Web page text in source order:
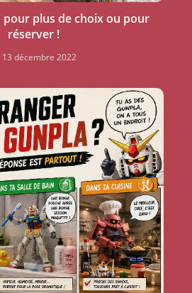
pour plus de choix ou pour
réserver !
13 décembre 2022